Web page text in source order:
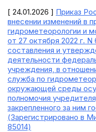
[ 24.01.2026 ] Приказ
внесении изменений в
гидрометеорологии и
от 27 октября 2022 г.
составления и
деятельности
учреждения, в
служба по
окружающей среды
полномочия
закрепленного за ним
(Зарегистрировано в
85014)